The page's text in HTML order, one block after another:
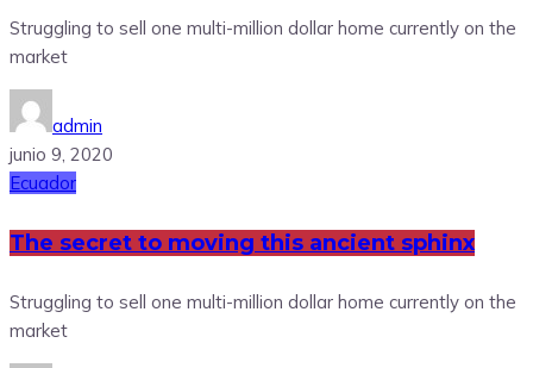
Struggling to sell one multi-million dollar home currently on the
market
admin
junio 9, 2020
Ecuador
The secret to moving this ancient sphinx
Struggling to sell one multi-million dollar home currently on the
market